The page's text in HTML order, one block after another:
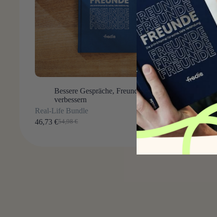
Bessere Gespräche, Freundschaft
verbessern
Real-Life Bundle
54,98€
Ursprünglicher
46,73 €Aktueller